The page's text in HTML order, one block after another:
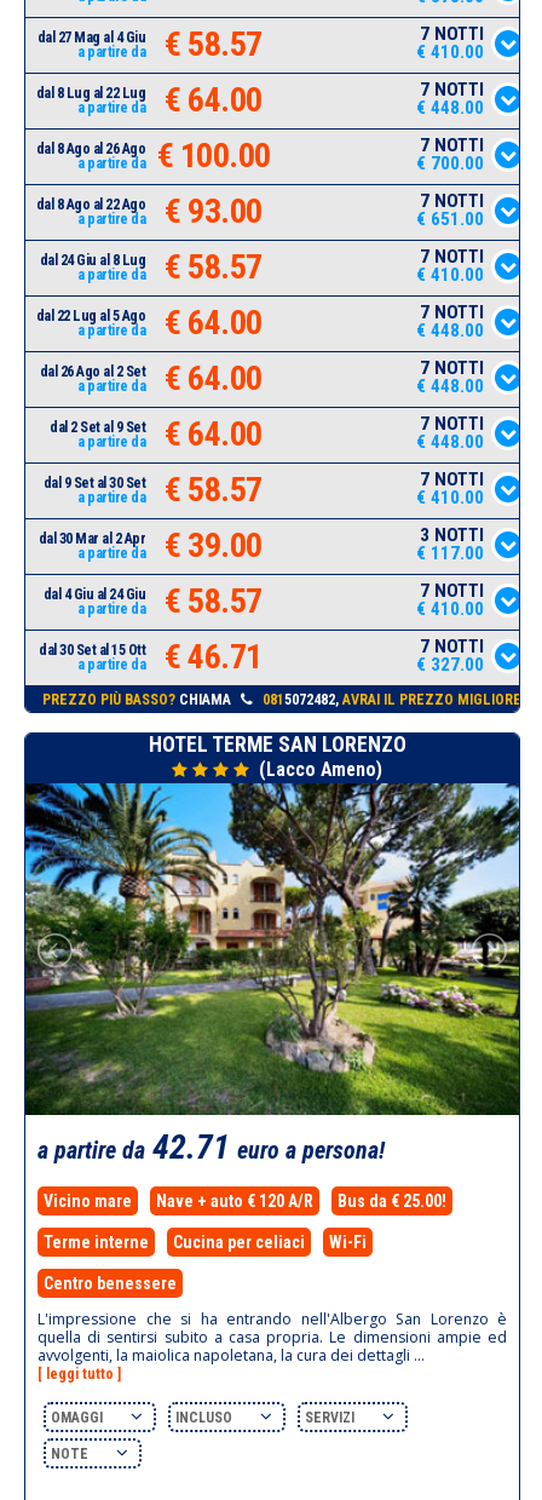
dal 27 Mag al 4 Giu
a partire da
€ 58.57
7 NOTTI
€ 410.00
dal 8 Lug al 22 Lug
a partire da
€ 64.00
7 NOTTI
€ 448.00
dal 8 Ago al 26 Ago
a partire da
€ 100.00
7 NOTTI
€ 700.00
dal 8 Ago al 22 Ago
a partire da
€ 93.00
7 NOTTI
€ 651.00
dal 24 Giu al 8 Lug
a partire da
€ 58.57
7 NOTTI
€ 410.00
dal 22 Lug al 5 Ago
a partire da
€ 64.00
7 NOTTI
€ 448.00
dal 26 Ago al 2 Set
a partire da
€ 64.00
7 NOTTI
€ 448.00
dal 2 Set al 9 Set
a partire da
€ 64.00
7 NOTTI
€ 448.00
dal 9 Set al 30 Set
a partire da
€ 58.57
7 NOTTI
€ 410.00
dal 30 Mar al 2 Apr
a partire da
€ 39.00
3 NOTTI
€ 117.00
dal 4 Giu al 24 Giu
a partire da
€ 58.57
7 NOTTI
€ 410.00
dal 30 Set al 15 Ott
a partire da
€ 46.71
7 NOTTI
€ 327.00
PREZZO PIÙ BASSO?CHIAMA 0815072482, AVRAI IL PREZZO MIGLIORE!
HOTEL TERME SAN LORENZO
(Lacco Ameno)
a partire da 42.71 euro a persona!
Vicino mare Nave + auto € 120 A/R Bus da € 25.00!
Terme interne Cucina per celiaci Wi-Fi
Centro benessere
L'impressione che si ha entrando nell'Albergo San Lorenzo è
quella di sentirsi subito a casa propria. Le dimensioni ampie ed
avvolgenti, la maiolica napoletana, la cura dei dettagli ...
[ leggi tutto ]
OMAGGI INCLUSO SERVIZI
NOTE